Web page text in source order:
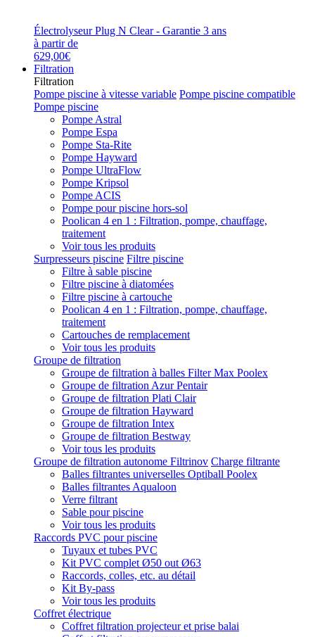
Électrolyseur Plug N Clear - Garantie 3 ans
à partir de
629,00€
Filtration
Filtration
Pompe piscine à vitesse variable Pompe piscine compatible
Pompe piscine
Pompe Astral
Pompe Espa
Pompe Sta-Rite
Pompe Hayward
Pompe UltraFlow
Pompe Kripsol
Pompe ACIS
Pompe pour piscine hors-sol
Poolican 4 en 1 : Filtration, pompe, chauffage,
traitement
Voir tous les produits
Surpresseurs piscine Filtre piscine
Filtre à sable piscine
Filtre piscine à diatomées
Filtre piscine à cartouche
Poolican 4 en 1 : Filtration, pompe, chauffage,
traitement
Cartouches de remplacement
Voir tous les produits
Groupe de filtration
Groupe de filtration à balles Filter Max Poolex
Groupe de filtration Azur Pentair
Groupe de filtration Plati Clair
Groupe de filtration Hayward
Groupe de filtration Intex
Groupe de filtration Bestway
Voir tous les produits
Groupe de filtration autonome Filtrinov Charge filtrante
Balles filtrantes universelles Optiball Poolex
Balles filtrantes Aqualoon
Verre filtrant
Sable pour piscine
Voir tous les produits
Raccords PVC pour piscine
Tuyaux et tubes PVC
Kit PVC complet Ø50 out Ø63
Raccords, colles, etc. au détail
Kit By-pass
Voir tous les produits
Coffret électrique
Coffret filtration projecteur et prise balai